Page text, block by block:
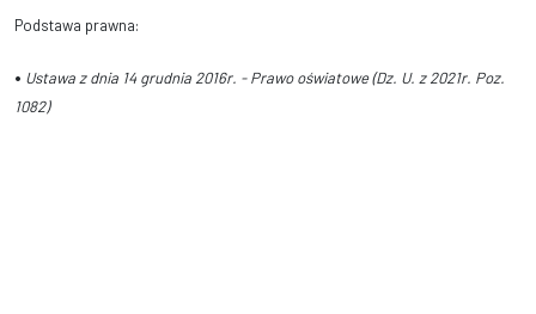
Podstawa prawna:
• Ustawa z dnia 14 grudnia 2016r. - Prawo oświatowe (Dz. U. z 2021r. Poz.
1082)